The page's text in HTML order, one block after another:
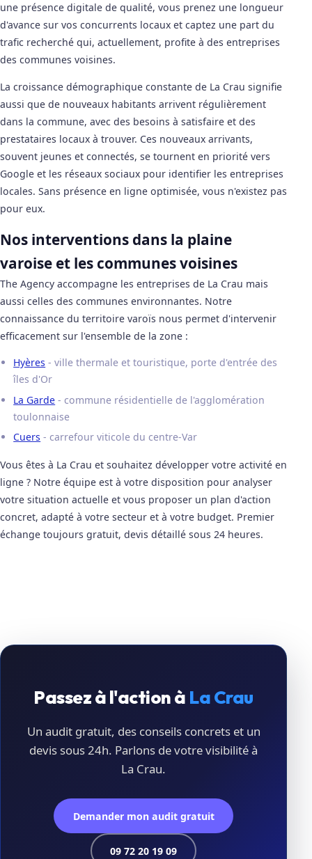
une présence digitale de qualité, vous prenez une longueur
d'avance sur vos concurrents locaux et captez une part du
trafic recherché qui, actuellement, profite à des entreprises
des communes voisines.
La croissance démographique constante de La Crau signifie
aussi que de nouveaux habitants arrivent régulièrement
dans la commune, avec des besoins à satisfaire et des
prestataires locaux à trouver. Ces nouveaux arrivants,
souvent jeunes et connectés, se tournent en priorité vers
Google et les réseaux sociaux pour identifier les entreprises
locales. Sans présence en ligne optimisée, vous n'existez pas
pour eux.
Nos interventions dans la plaine
varoise et les communes voisines
The Agency accompagne les entreprises de La Crau mais
aussi celles des communes environnantes. Notre
connaissance du territoire varoïs nous permet d'intervenir
efficacement sur l'ensemble de la zone :
Hyères - ville thermale et touristique, porte d'entrée des
îles d'Or
La Garde - commune résidentielle de l'agglomération
toulonnaise
Cuers - carrefour viticole du centre-Var
Vous êtes à La Crau et souhaitez développer votre activité en
ligne ? Notre équipe est à votre disposition pour analyser
votre situation actuelle et vous proposer un plan d'action
concret, adapté à votre secteur et à votre budget. Premier
échange toujours gratuit, devis détaillé sous 24 heures.
Passez à l'action à La Crau
Un audit gratuit, des conseils concrets et un
devis sous 24h. Parlons de votre visibilité à
La Crau.
Demander mon audit gratuit
09 72 20 19 09